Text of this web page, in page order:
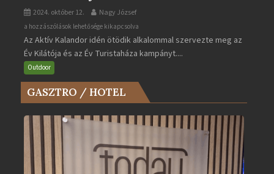
2024. október 12. Nagy József
Az
Év
Kilátója
és
Év
Turistaháza
bejegyzéshez
a hozzászólások lehetősége kikapcsolva
Az Aktív Kalandor idén ötödik alkalommal szervezte meg az
Év Kilátója és az Év Turistaháza kampányt....
Outdoor
GASZTRO / HOTEL